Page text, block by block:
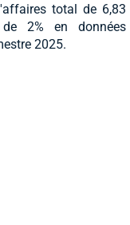
total de 6,83
2% en données
2025.